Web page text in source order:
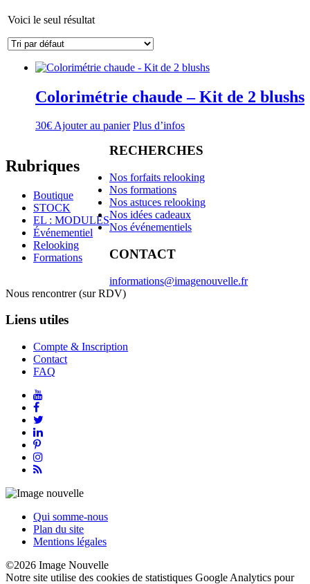
Voici le seul résultat
Colorimétrie chaude – Kit de 2 blushs
30€Ajouter au panier Plus d’infos
Rubriques
Boutique
STOCK
EL : MODULES
Événementiel
Relooking
Formations
RECHERCHES
Nos forfaits relooking
Nos formations
Nos astuces relooking
Nos idées cadeaux
Nos événementiels
CONTACT
informations@imagenouvelle.fr
Nous rencontrer (sur RDV)
Liens utiles
Compte & Inscription
Contact
FAQ
Qui somme-nous
Plan du site
Mentions légales
©2026 Image Nouvelle
Notre site utilise des cookies de statistiques Google Analytics pour